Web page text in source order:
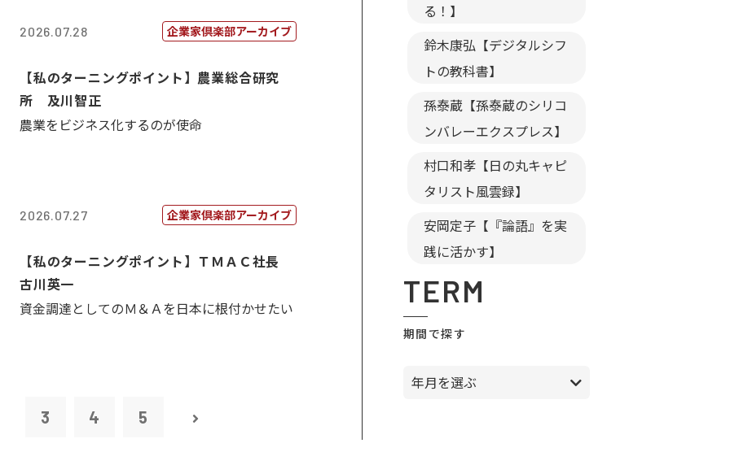
2026.07.28 企業家倶楽部アーカイブ
【私のターニングポイント】農業総合研究
所 及川智正
農業をビジネス化するのが使命
2026.07.27 企業家倶楽部アーカイブ
【私のターニングポイント】ＴＭＡＣ社長
古川英一
資金調達としてのＭ＆Ａを日本に根付かせたい
3 4 5
る！】
鈴木康弘【デジタルシフ
トの教科書】
孫泰蔵【孫泰蔵のシリコ
ンバレーエクスプレス】
村口和孝【日の丸キャピ
タリスト風雲録】
安岡定子【『論語』を実
践に活かす】
TERM
期間で探す
年月を選ぶ